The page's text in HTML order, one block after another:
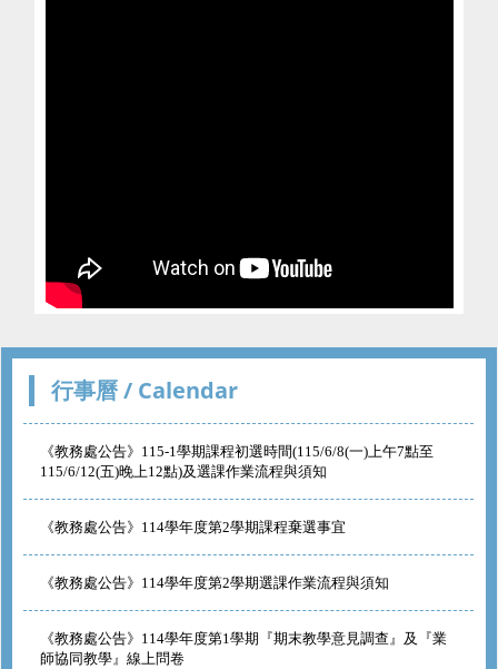
行事曆 / Calendar
《教務處公告》115-1學期課程初選時間(115/6/8(一)上午7點至
115/6/12(五)晚上12點)及選課作業流程與須知
《教務處公告》114學年度第2學期課程棄選事宜
《教務處公告》114學年度第2學期選課作業流程與須知
《教務處公告》114學年度第1學期『期末教學意見調查』及『業
師協同教學』線上問卷